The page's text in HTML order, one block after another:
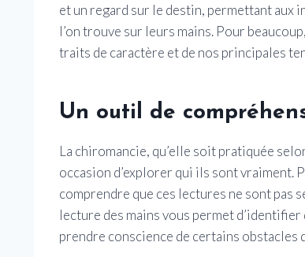
et un regard sur le destin, permettant aux
l’on trouve sur leurs mains. Pour
traits de caractère et de nos principales
Un outil de
La chiromancie, qu’elle soit pratiquée
occasion d’explorer qui ils sont vraiment.
comprendre que ces lectures ne sont pas
lecture des mains vous permet
prendre conscience de certains